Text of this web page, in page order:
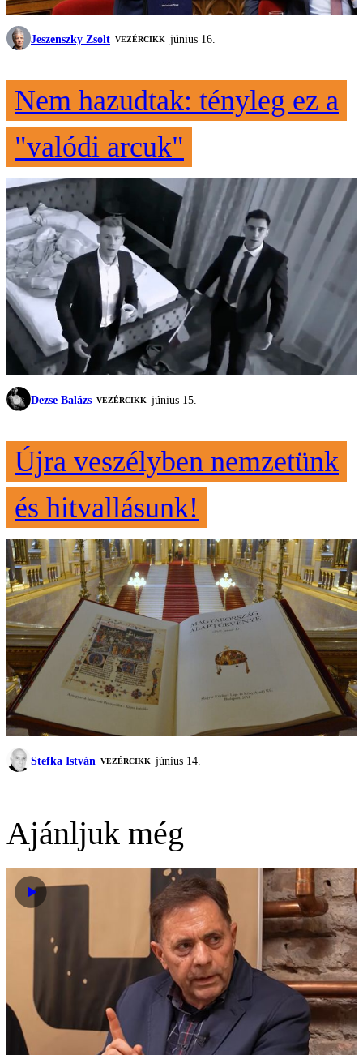
Jeszenszky Zsolt VEZÉRCIKK június 16.
Nem hazudtak: tényleg ez a
"valódi arcuk"
Dezse Balázs VEZÉRCIKK június 15.
Újra veszélyben nemzetünk
és hitvallásunk!
Stefka István VEZÉRCIKK június 14.
Ajánljuk még